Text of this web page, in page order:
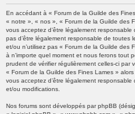
En accédant à « Forum de la Guilde des
« notre », « nos », « Forum de la Guilde des
vous acceptez d’être légalement
pas d’être légalement responsable de toutes
et/ou n’utilisez pas « Forum de la Guilde des
à n’importe quel moment et nous ferons tout
prudent de vérifier régulièrement celles-ci par
« Forum de la Guilde des Fines Lames »
vous acceptez d’être légalement
et/ou modifications.
Nos forums sont développés par phpBB